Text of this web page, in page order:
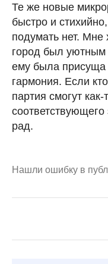
Те же новые
быстро и
подумать нет.
город был уютным
ему была присуща
гармония. Если
партия смогут
соответствующего
рад.
Нашли ошибку в